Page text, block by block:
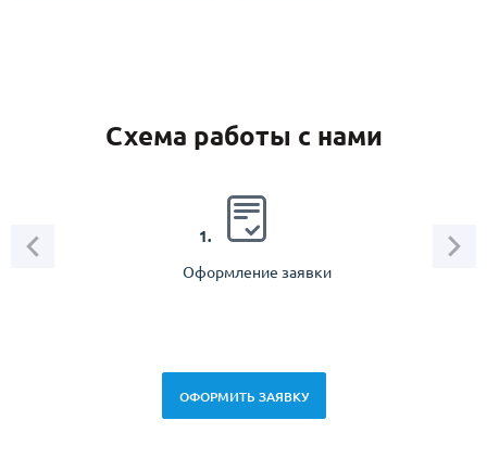
Схема работы с нами
1.
Оформление заявки
ОФОРМИТЬ ЗАЯВКУ